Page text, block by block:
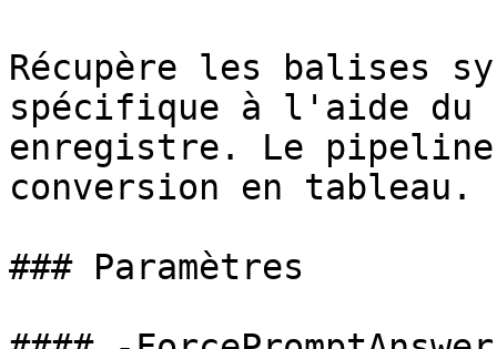
Récupère les balises
spécifique à l'aide du
enregistre. Le pipeline
conversion en tableau.
### Paramètres